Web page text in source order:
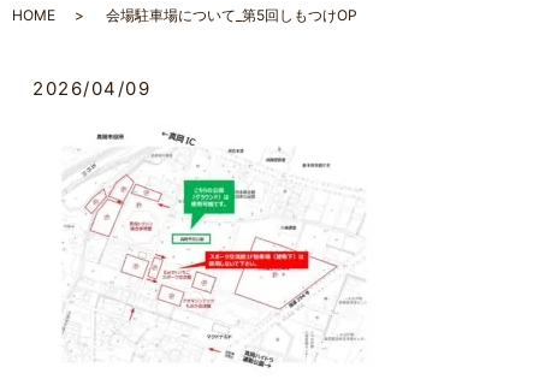
HOME 会場駐車場について_第5回しもつけOP
2026/04/09